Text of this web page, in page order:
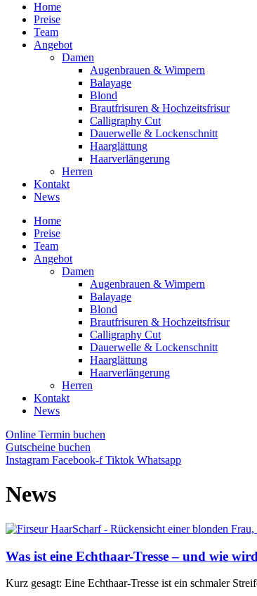
Home
Preise
Team
Angebot
Damen
Augenbrauen & Wimpern
Balayage
Blond
Brautfrisuren & Hochzeitsfrisur
Calligraphy Cut
Dauerwelle & Lockenschnitt
Haarglättung
Haarverlängerung
Herren
Kontakt
News
Home
Preise
Team
Angebot
Damen
Augenbrauen & Wimpern
Balayage
Blond
Brautfrisuren & Hochzeitsfrisur
Calligraphy Cut
Dauerwelle & Lockenschnitt
Haarglättung
Haarverlängerung
Herren
Kontakt
News
Online Termin buchen
Gutscheine buchen
Instagram Facebook-f Tiktok Whatsapp
News
Was ist eine Echthaar-Tresse – und wie
Kurz gesagt: Eine Echthaar-Tresse ist ein schmaler